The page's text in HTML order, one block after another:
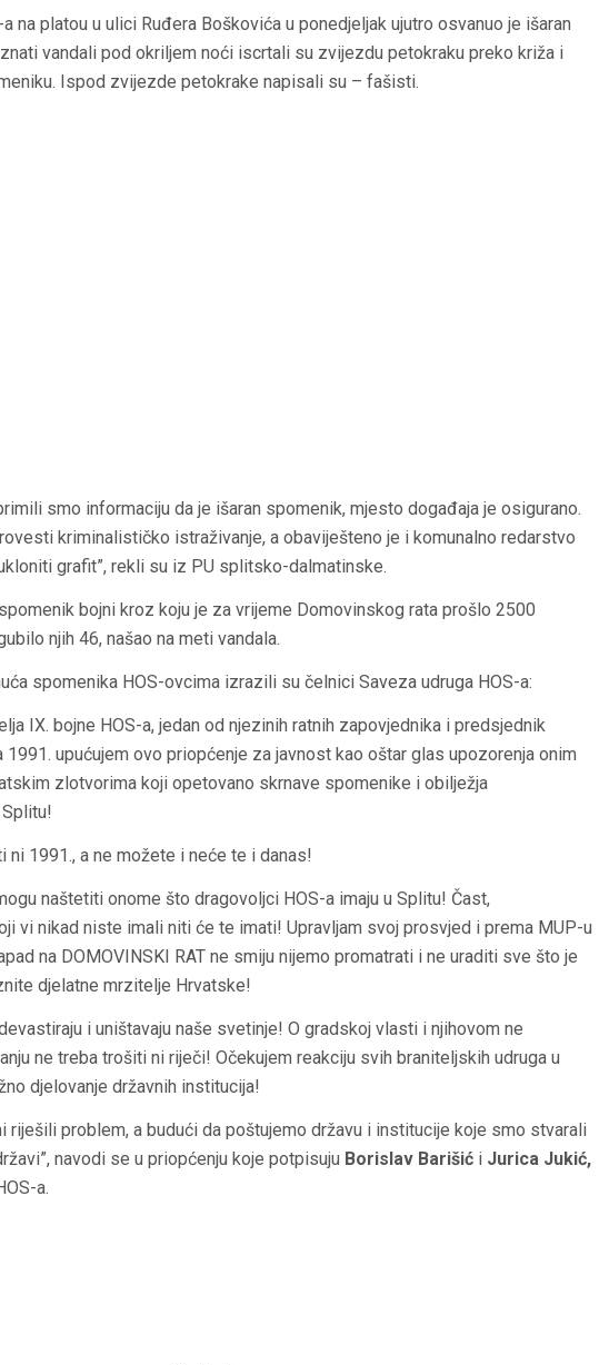
na platou u ulici Ruđera Boškovića u ponedjeljak ujutro osvanuo je išaran
vandali pod okriljem noći iscrtali su zvijezdu petokraku preko križa i
Ispod zvijezde petokrake napisali su – fašisti.
smo informaciju da je išaran spomenik, mjesto događaja je osigurano.
kriminalističko istraživanje, a obaviješteno je i komunalno redarstvo
grafit”, rekli su iz PU splitsko-dalmatinske.
bojni kroz koju je za vrijeme Domovinskog rata prošlo 2500
njih 46, našao na meti vandala.
spomenika HOS-ovcima izrazili su čelnici Saveza udruga HOS-a:
IX. bojne HOS-a, jedan od njezinih ratnih zapovjednika i predsjednik
1991. upućujem ovo priopćenje za javnost kao oštar glas upozorenja onim
zlotvorima koji opetovano skrnave spomenike i obilježja
ni 1991., a ne možete i neće te i danas!
naštetiti onome što dragovoljci HOS-a imaju u Splitu! Čast,
vi nikad niste imali niti će te imati! Upravljam svoj prosvjed i prema MUP-u
na DOMOVINSKI RAT ne smiju nijemo promatrati i ne uraditi sve što je
djelatne mrzitelje Hrvatske!
i uništavaju naše svetinje! O gradskoj vlasti i njihovom ne
ne treba trošiti ni riječi! Očekujem reakciju svih braniteljskih udruga u
djelovanje državnih institucija!
riješili problem, a budući da poštujemo državu i institucije koje smo stvarali
navodi se u priopćenju koje potpisuju Borislav Barišić i Jurica Jukić,
a.